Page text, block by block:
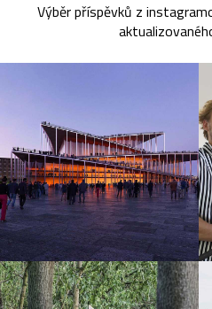
Výběr příspěvků z